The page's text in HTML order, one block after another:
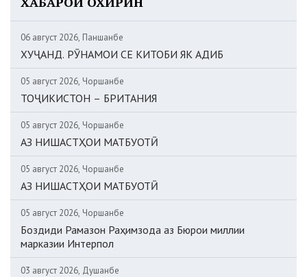
06 август 2026, Панҷшанбе
ХУҶАНД. РӮНАМОИ СЕ КИТОБИ ЯК АДИБ
05 август 2026, Чоршанбе
ТОҶИКИСТОН – БРИТАНИЯ
05 август 2026, Чоршанбе
АЗ НИШАСТҲОИ МАТБУОТӢ
05 август 2026, Чоршанбе
АЗ НИШАСТҲОИ МАТБУОТӢ
05 август 2026, Чоршанбе
Боздиди Рамазон Раҳимзода аз Бюрои миллии
марказии Интерпол
03 август 2026, Душанбе